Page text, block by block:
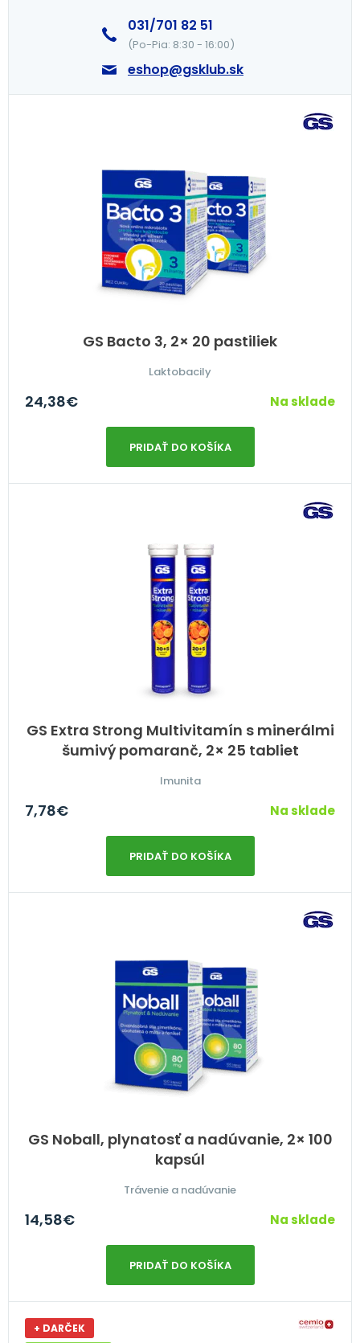
031/701 82 51
(Po-Pia: 8:30 - 16:00)
eshop@gsklub.sk
GS Bacto 3, 2× 20 pastiliek
Laktobacily
24,38€ Na sklade
PRIDAŤ DO KOŠÍKA
GS Extra Strong Multivitamín s minerálmi
šumivý pomaranč, 2× 25 tabliet
Imunita
7,78€ Na sklade
PRIDAŤ DO KOŠÍKA
GS Noball, plynatosť a nadúvanie, 2× 100
kapsúl
Trávenie a nadúvanie
14,58€ Na sklade
PRIDAŤ DO KOŠÍKA
+ DARČEK